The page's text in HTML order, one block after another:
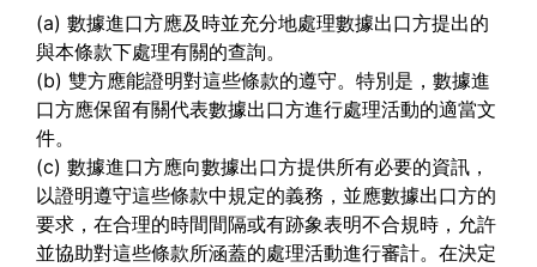
(a) 數據進口方應及時並充分地處理數據出口方提出的
與本條款下處理有關的查詢。
(b) 雙方應能證明對這些條款的遵守。特別是，數據進
口方應保留有關代表數據出口方進行處理活動的適當文
件。
(c) 數據進口方應向數據出口方提供所有必要的資訊，
以證明遵守這些條款中規定的義務，並應數據出口方的
要求，在合理的時間間隔或有跡象表明不合規時，允許
並協助對這些條款所涵蓋的處理活動進行審計。在決定